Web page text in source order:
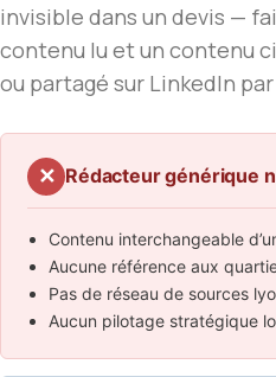
invisible dans un devis —
contenu lu et un contenu
ou partagé sur LinkedIn
✕ Rédacteur générique
Contenu interchangeable
Aucune référence aux
Pas de réseau de sources
Aucun pilotage stratégique